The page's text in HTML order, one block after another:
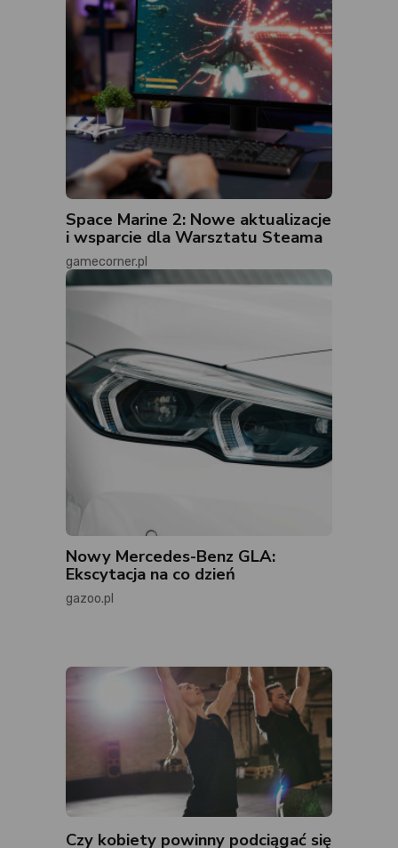
Space Marine 2: Nowe aktualizacje
i wsparcie dla Warsztatu Steama
gamecorner.pl
Nowy Mercedes-Benz GLA:
Ekscytacja na co dzień
gazoo.pl
Czy kobiety powinny podciągać się